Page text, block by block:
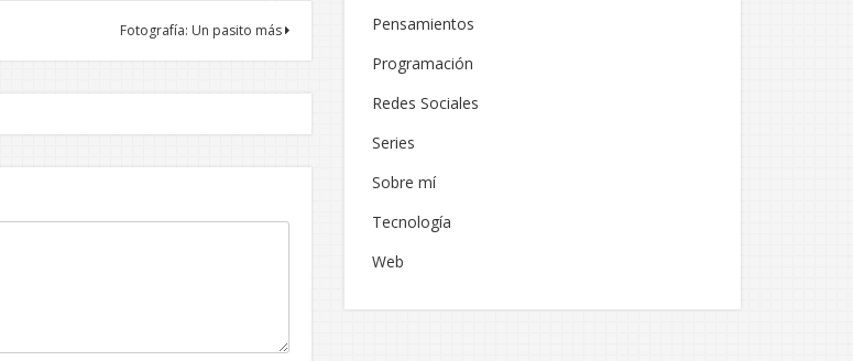
Fotografía: Un pasito más
Pensamientos
Programación
Redes Sociales
Series
Sobre mí
Tecnología
Web